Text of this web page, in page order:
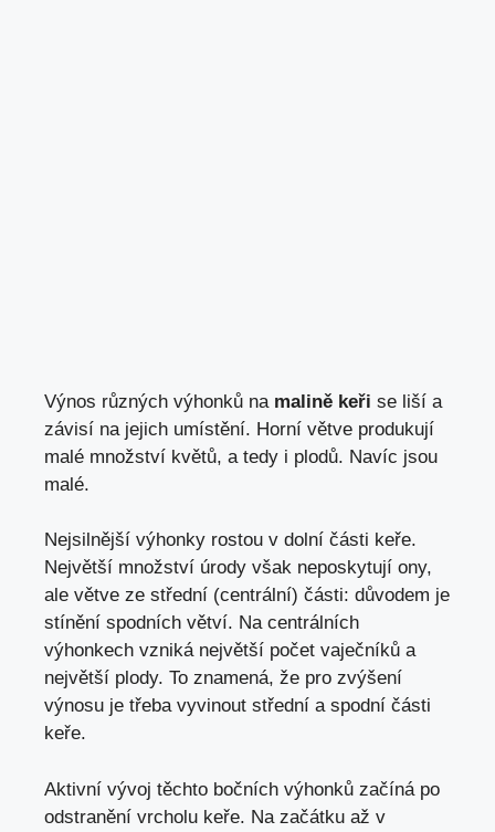
Výnos různých výhonků na malině keři se liší a
závisí na jejich umístění. Horní větve produkují
malé množství květů, a tedy i plodů. Navíc jsou
malé.
Nejsilnější výhonky rostou v dolní části keře.
Největší množství úrody však neposkytují ony,
ale větve ze střední (centrální) části: důvodem je
stínění spodních větví. Na centrálních
výhonkech vzniká největší počet vaječníků a
největší plody. To znamená, že pro zvýšení
výnosu je třeba vyvinout střední a spodní části
keře.
Aktivní vývoj těchto bočních výhonků začíná po
odstranění vrcholu keře. Na začátku až v